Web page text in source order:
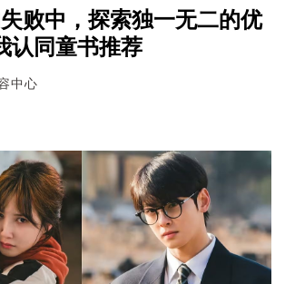
败中，探索独一无二的优
认同童书推荐
中心